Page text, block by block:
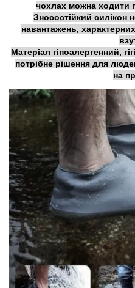
чохлах можна ходити
Зносостійкий силікон
навантажень,
Матеріал гіпоалергенний,
потрібне рішення для
на